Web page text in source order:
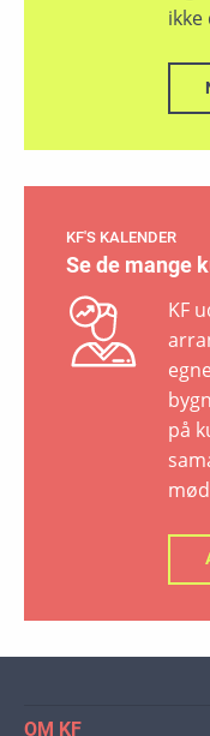
ikke
KF'S KALENDER
Se de mange
KF
på
OM KF